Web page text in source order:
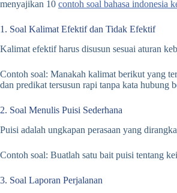
menyajikan 10 contoh soal bahasa indonesia
1. Soal Kalimat Efektif dan Tidak Efektif
Kalimat efektif harus disusun sesuai aturan
Contoh soal: Manakah kalimat berikut yang
dan predikat tersusun rapi tanpa kata hubung
2. Soal Menulis Puisi Sederhana
Puisi adalah ungkapan perasaan yang
Contoh soal: Buatlah satu bait puisi tentang
3. Soal Laporan Perjalanan